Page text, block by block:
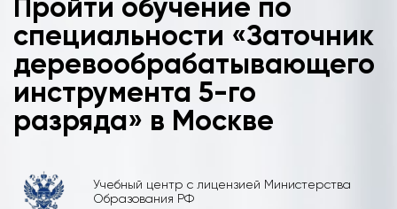
Пройти обучение по
специальности «Заточник
деревообрабатывающего
инструмента 5-го
разряда» в Москве
Учебный центр с лицензией Министерства
Образования РФ